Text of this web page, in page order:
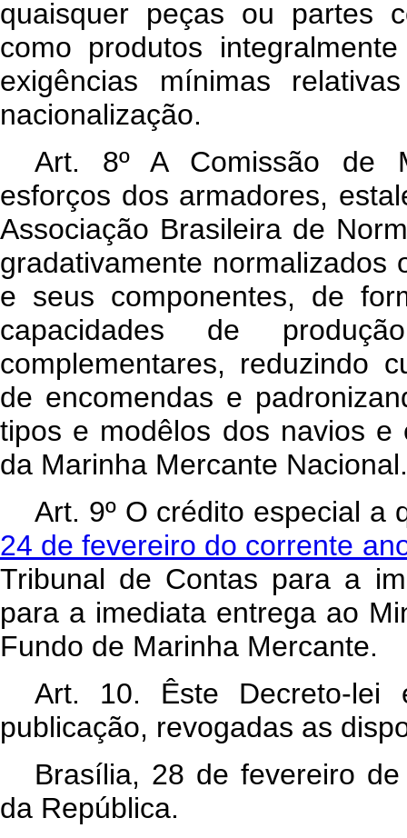
quaisquer peças ou partes
como produtos
exigências mínimas
nacionalização.
Art. 8º A Comissão de
esforços dos armadores,
Associação Brasileira de
gradativamente normalizados
e seus componentes, de
capacidades de
complementares, reduzindo
de encomendas e
tipos e modêlos dos navios e
da Marinha Mercante Nacional.
Art. 9º O crédito especial a
24 de fevereiro do corrente
Tribunal de Contas para a
para a imediata entrega ao
Fundo de Marinha Mercante.
Art. 10. Êste Decreto-lei
publicação, revogadas as
Brasília, 28 de fevereiro
da República.